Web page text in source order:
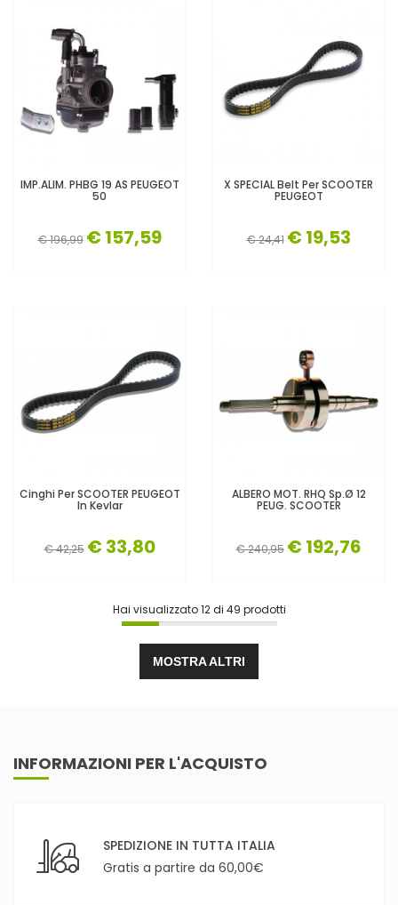
IMP.ALIM. PHBG 19 AS PEUGEOT
50
€ 196,99 € 157,59
X SPECIAL Belt Per SCOOTER
PEUGEOT
€ 24,41 € 19,53
Cinghi Per SCOOTER PEUGEOT
In Kevlar
€ 42,25 € 33,80
ALBERO MOT. RHQ Sp.Ø 12
PEUG. SCOOTER
€ 240,95 € 192,76
Hai visualizzato12di 49 prodotti
MOSTRA ALTRI
INFORMAZIONI PER L'ACQUISTO
SPEDIZIONE IN TUTTA ITALIA
Gratis a partire da 60,00€